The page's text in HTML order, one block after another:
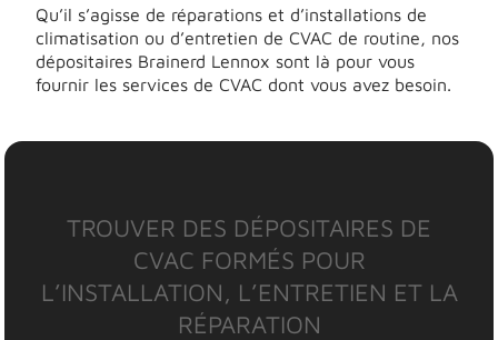
Qu’il s’agisse de réparations et d’installations de
climatisation ou d’entretien de CVAC de routine, nos
dépositaires Brainerd Lennox sont là pour vous
fournir les services de CVAC dont vous avez besoin.
TROUVER DES DÉPOSITAIRES DE
CVAC FORMÉS POUR
L’INSTALLATION, L’ENTRETIEN ET LA
RÉPARATION